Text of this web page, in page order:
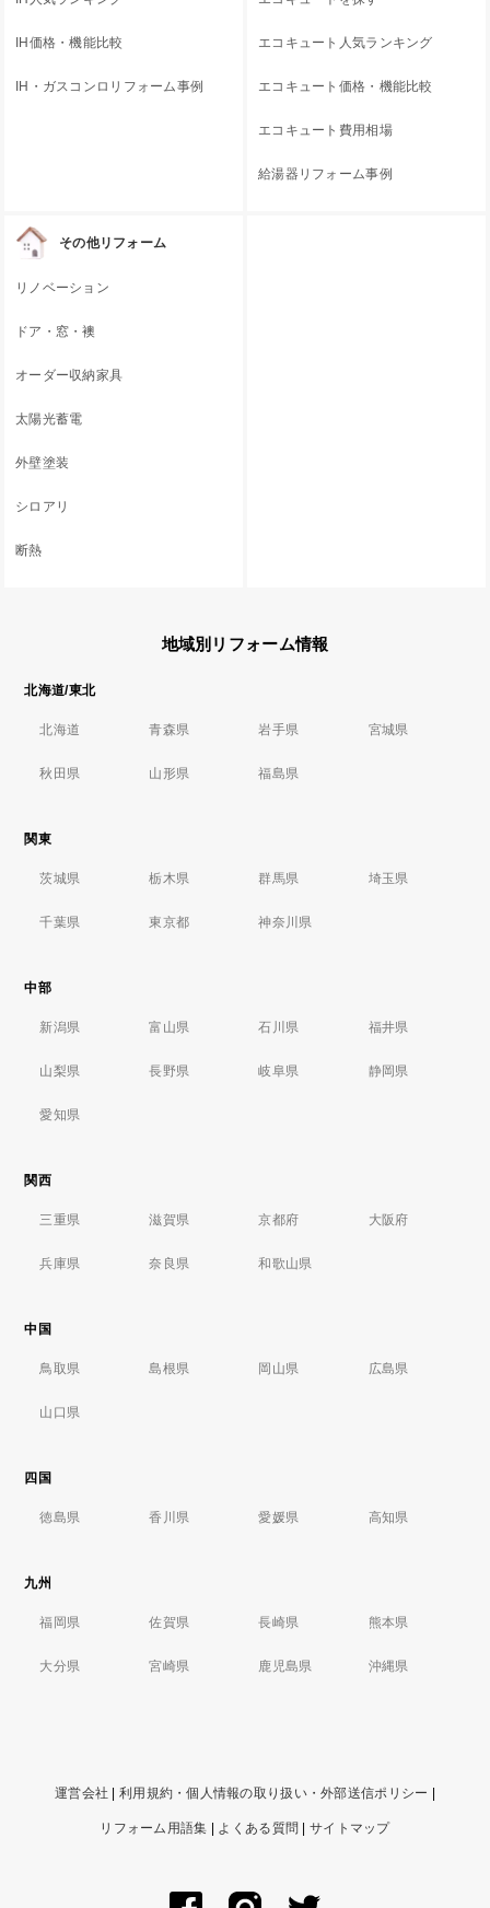
IH価格・機能比較
IH・ガスコンロリフォーム事例
エコキュート人気ランキング
エコキュート価格・機能比較
エコキュート費用相場
給湯器リフォーム事例
その他リフォーム
リノベーション
ドア・窓・襖
オーダー収納家具
太陽光蓄電
外壁塗装
シロアリ
断熱
地域別リフォーム情報
北海道/東北
北海道 青森県 岩手県 宮城県
秋田県 山形県 福島県
関東
茨城県 栃木県 群馬県 埼玉県
千葉県 東京都 神奈川県
中部
新潟県 富山県 石川県 福井県
山梨県 長野県 岐阜県 静岡県
愛知県
関西
三重県 滋賀県 京都府 大阪府
兵庫県 奈良県 和歌山県
中国
鳥取県 島根県 岡山県 広島県
山口県
四国
徳島県 香川県 愛媛県 高知県
九州
福岡県 佐賀県 長崎県 熊本県
大分県 宮崎県 鹿児島県 沖縄県
運営会社 利用規約・個人情報の取り扱い・外部送信ポリシー
リフォーム用語集 よくある質問 サイトマップ